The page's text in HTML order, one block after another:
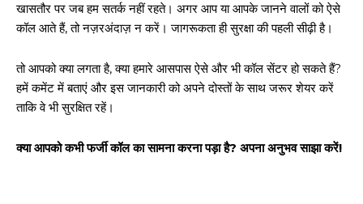
खासतौर पर जब हम सतर्क नहीं रहते। अगर आप या आपके जानने वालों को ऐसे
कॉल आते हैं, तो नज़रअंदाज़ न करें। जागरूकता ही सुरक्षा की पहली सीढ़ी है।
तो आपको क्या लगता है, क्या हमारे आसपास ऐसे और भी कॉल सेंटर हो सकते हैं?
हमें कमेंट में बताएं और इस जानकारी को अपने दोस्तों के साथ जरूर शेयर करें
ताकि वे भी सुरक्षित रहें।
क्या आपको कभी फर्जी कॉल का सामना करना पड़ा है? अपना अनुभव साझा करें!